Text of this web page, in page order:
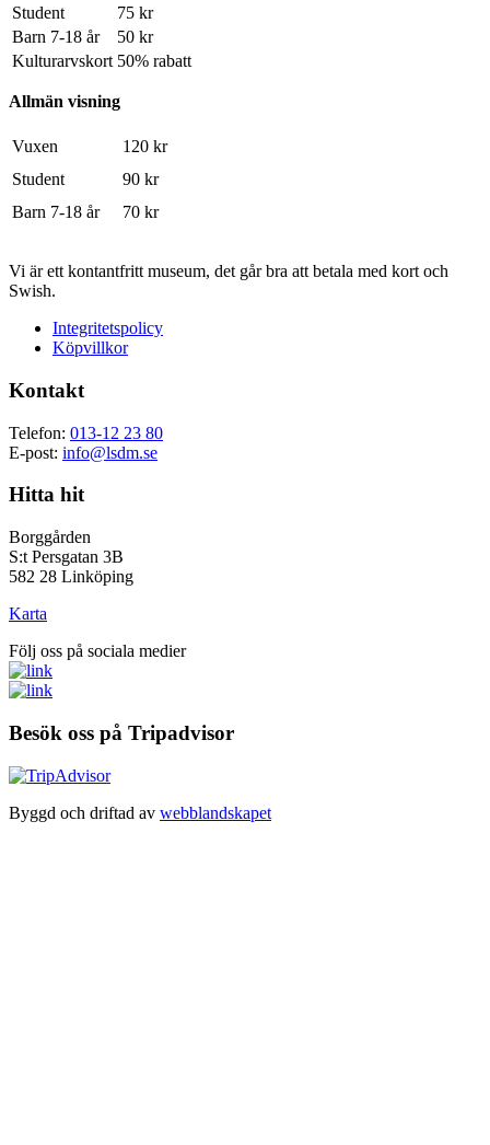
Student
75 kr
Barn 7-18 år
50 kr
Kulturarvskort 50% rabatt
Allmän visning
Vuxen
120 kr
Student
90 kr
Barn 7-18 år
70 kr
Vi är ett kontantfritt museum, det går bra att betala med kort och
Swish.
Integritetspolicy
Köpvillkor
Kontakt
Telefon: 013-12 23 80
E-post: info@lsdm.se
Hitta hit
Borggården
S:t Persgatan 3B
582 28 Linköping
Karta
Följ oss på sociala medier
Besök oss på Tripadvisor
Byggd och driftad av webblandskapet